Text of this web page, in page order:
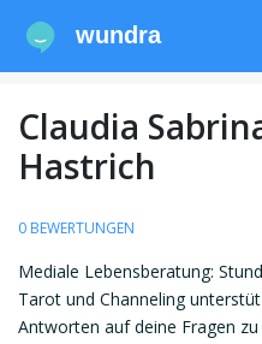
wundra
Claudia
Hastrich
0 BEWERTUNGEN
Mediale Lebensberatung:
Tarot und Channeling
Antworten auf deine Fragen zu